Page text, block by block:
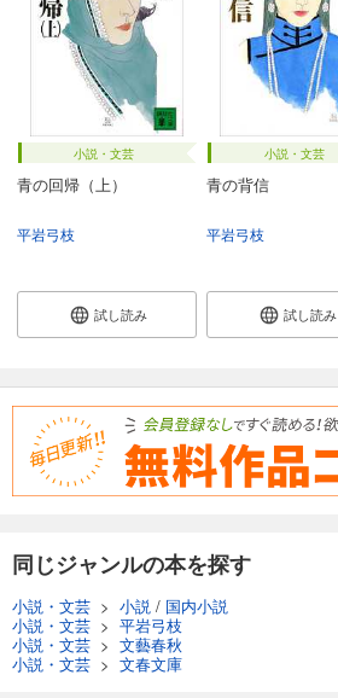
小説・文芸
青の回帰（上）
平岩弓枝
試し読み
小説・文芸
青の背信
平岩弓枝
試し読み
同じジャンルの本を探す
小説・文芸 > 小説 / 国内小説
小説・文芸 > 平岩弓枝
小説・文芸 > 文藝春秋
小説・文芸 > 文春文庫